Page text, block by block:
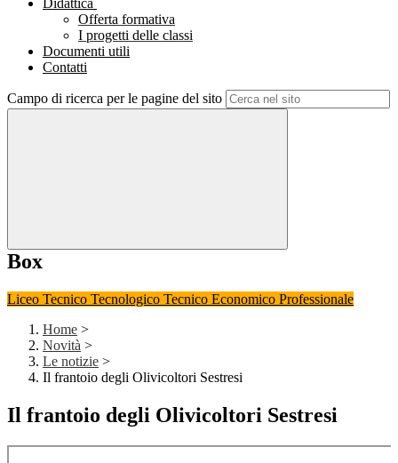
Didattica
Offerta formativa
I progetti delle classi
Documenti utili
Contatti
Campo di ricerca per le pagine del sito
Box
Liceo Tecnico Tecnologico Tecnico Economico Professionale
Home >
Novità >
Le notizie >
Il frantoio degli Olivicoltori Sestresi
Il frantoio degli Olivicoltori Sestresi